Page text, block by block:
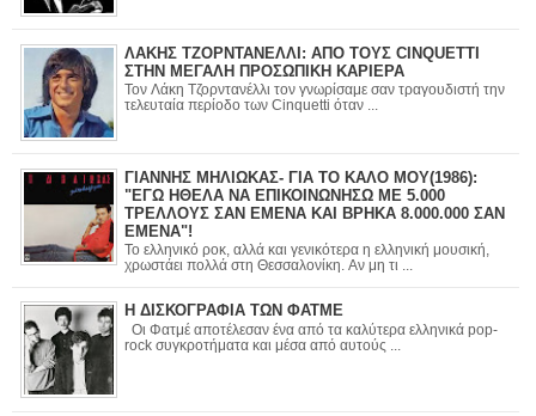
ΛΑΚΗΣ ΤΖΟΡΝΤΑΝΕΛΛΙ: ΑΠΟ ΤΟΥΣ CINQUETTI
ΣΤΗΝ ΜΕΓΑΛΗ ΠΡΟΣΩΠΙΚΗ ΚΑΡΙΕΡΑ
Τον Λάκη Τζορντανέλλι τον γνωρίσαμε σαν τραγουδιστή την
τελευταία περίοδο των Cinquetti όταν ...
ΓΙΑΝΝΗΣ ΜΗΛΙΩΚΑΣ- ΓΙΑ ΤΟ ΚΑΛΟ ΜΟΥ(1986):
"ΕΓΩ ΗΘΕΛΑ ΝΑ ΕΠΙΚΟΙΝΩΝΗΣΩ ΜΕ 5.000
ΤΡΕΛΛΟΥΣ ΣΑΝ ΕΜΕΝΑ ΚΑΙ ΒΡΗΚΑ 8.000.000 ΣΑΝ
ΕΜΕΝΑ"!
Το ελληνικό ροκ, αλλά και γενικότερα η ελληνική μουσική,
χρωστάει πολλά στη Θεσσαλονίκη. Αν μη τι ...
Η ΔΙΣΚΟΓΡΑΦΙΑ ΤΩΝ ΦΑΤΜΕ
Οι Φατμέ αποτέλεσαν ένα από τα καλύτερα ελληνικά pop-
rock συγκροτήματα και μέσα από αυτούς ...